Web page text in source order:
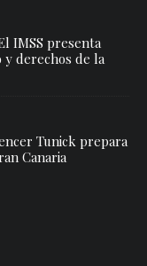
IMSS presenta
derechos de la
Tunick prepara
Canaria